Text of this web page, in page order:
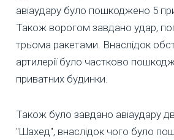
авіаудару було пошкоджено 5
Також ворогом завдано удар,
трьома ракетами. Внаслідок
артилерії було частково
приватних будинки.
Також було завдано авіаудару
"Шахед", внаслідок чого було